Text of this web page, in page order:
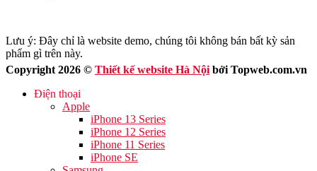
Lưu ý: Đây chỉ là website demo, chúng tôi không bán bất kỳ sản
phẩm gì trên này.
Copyright 2026 © Thiết kế website Hà Nội bởi Topweb.com.vn
Điện thoại
Apple
iPhone 13 Series
iPhone 12 Series
iPhone 11 Series
iPhone SE